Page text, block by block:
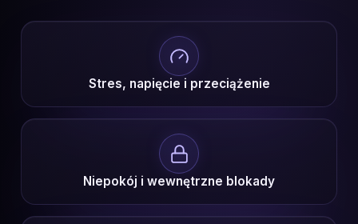
Stres, napięcie i przeciążenie
Niepokój i wewnętrzne blokady